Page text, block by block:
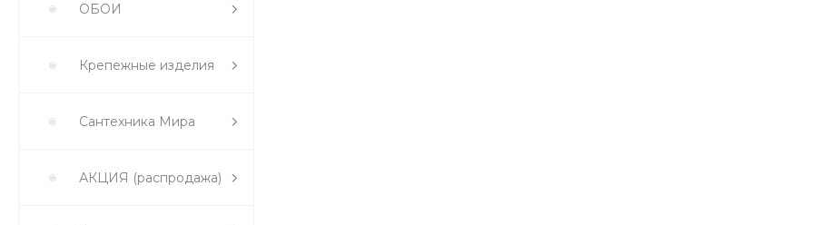
ОБОИ
Крепежные изделия
Сантехника Мира
АКЦИЯ (распродажа)